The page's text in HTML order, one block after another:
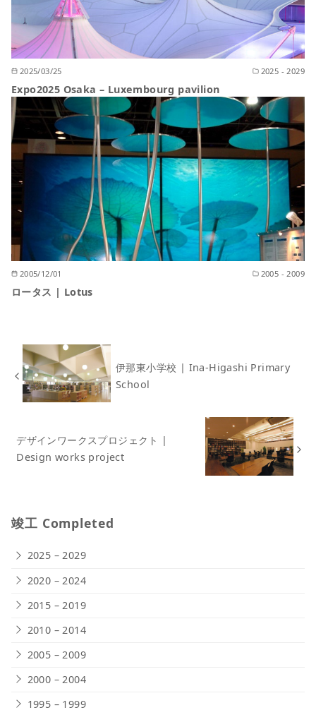
2025/03/25 2025 - 2029
Expo2025 Osaka – Luxembourg pavilion
2005/12/01 2005 - 2009
ロータス | Lotus
伊那東小学校 | Ina-Higashi Primary
School
デザインワークスプロジェクト |
Design works project
竣工 Completed
2025 – 2029
2020 – 2024
2015 – 2019
2010 – 2014
2005 – 2009
2000 – 2004
1995 – 1999